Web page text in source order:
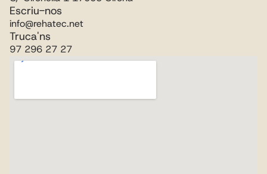
Escriu-nos
info@rehatec.net
Truca'ns
97 296 27 27